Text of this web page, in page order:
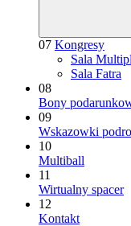
07 Kongresy
Sala
Sala Fatra
08
Bony
09
Wskazowki
10
Multiball
11
Wirtualny spacer
12
Kontakt